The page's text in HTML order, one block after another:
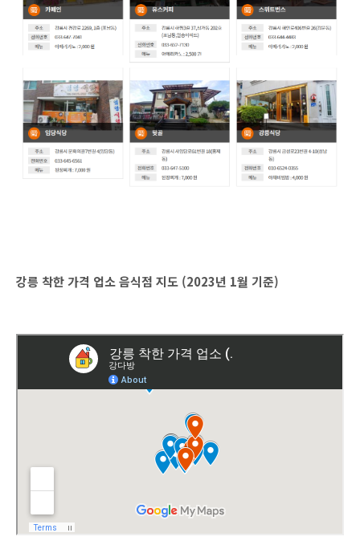
강릉 착한 가격 업소 음식점 지도 (2023년 1월 기준)